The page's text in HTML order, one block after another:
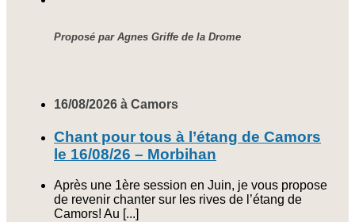
Proposé par Agnes Griffe de la Drome
16/08/2026 à Camors
Chant pour tous à l’étang de Camors
le 16/08/26 – Morbihan
Après une 1ère session en Juin, je vous propose
de revenir chanter sur les rives de l’étang de
Camors! Au [...]